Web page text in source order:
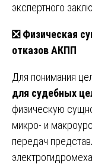
экспертного
❎Физическая
отказов АКПП
Для понимания
для судебных
физическую
микро- и
передач